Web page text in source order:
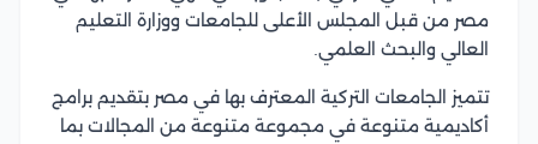
مصر من قبل المجلس الأعلى للجامعات ووزارة التعليم
العالي والبحث العلمي.
تتميز الجامعات التركية المعترف بها في مصر بتقديم برامج
أكاديمية متنوعة في مجموعة متنوعة من المجالات بما